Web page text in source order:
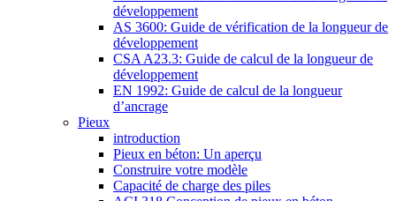
développement
AS 3600: Guide de vérification de la longueur de
développement
CSA A23.3: Guide de calcul de la longueur de
développement
EN 1992: Guide de calcul de la longueur
d’ancrage
Pieux
introduction
Pieux en béton: Un aperçu
Construire votre modèle
Capacité de charge des piles